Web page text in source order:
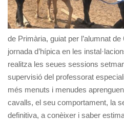
de Primària, guiat per l’alumnat de
jornada d’hípica en les
realitza les seues sessions
supervisió del professorat
més menuts i menudes
cavalls, el seu comportament, la
definitiva, a conèixer i saber